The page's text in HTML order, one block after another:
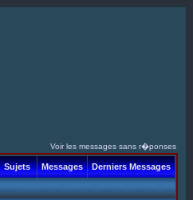
Voir les messages sans r�ponses
Sujets Messages Derniers Messages